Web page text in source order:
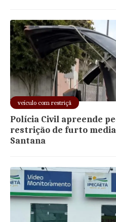
veículo com restriçã
Polícia Civil apreende
restrição de furto
Santana